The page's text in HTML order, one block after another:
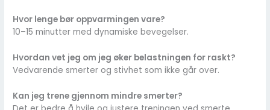
Hvor lenge bør oppvarmingen vare?
10–15 minutter med dynamiske bevegelser.
Hvordan vet jeg om jeg øker belastningen for raskt?
Vedvarende smerter og stivhet som ikke går over.
Kan jeg trene gjennom mindre smerter?